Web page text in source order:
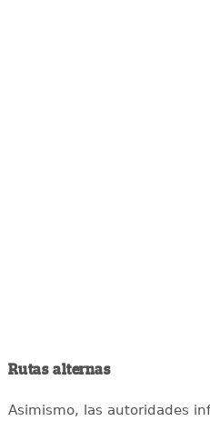
Rutas alternas
Asimismo, las autoridades